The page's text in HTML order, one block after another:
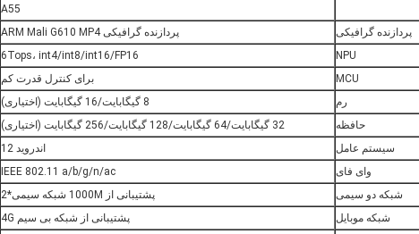
A55
پردازنده گرافیکی
پردازنده گرافیکی ARM Mali G610 MP4
NPU
6Tops، int4/int8/int16/FP16
MCU
برای کنترل قدرت کم
رم
8 گیگابایت/16 گیگابایت (اختیاری)
حافظه
32 گیگابایت/64 گیگابایت/128 گیگابایت/256 گیگابایت (اختیاری)
سیستم عامل
اندروید 12
وای فای
IEEE 802.11 a/b/g/n/ac
شبکه دو سیمی
پشتیبانی از 1000M شبکه سیمی*2
شبکه موبایل
پشتیبانی از شبکه بی سیم 4G